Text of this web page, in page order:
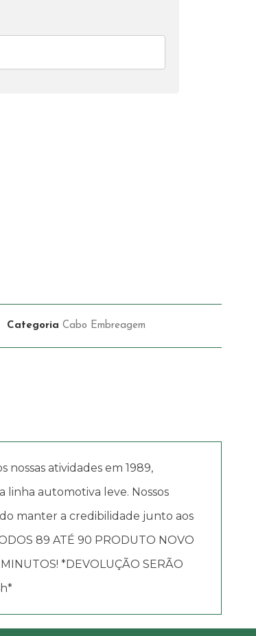
Categoria Cabo Embreagem
nossas atividades em 1989,
linha automotiva leve. Nossos
manter a credibilidade junto aos
89 ATÉ 90 PRODUTO NOVO
*DEVOLUÇÃO SERÃO